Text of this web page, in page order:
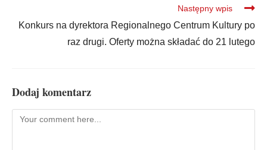
Następny wpis
Konkurs na dyrektora Regionalnego Centrum Kultury po
raz drugi. Oferty można składać do 21 lutego
Dodaj komentarz